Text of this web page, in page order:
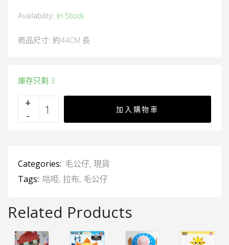
Availability: In Stock
商品尺寸: 約44CM 長
庫存只剩 3
加入購物車
Categories: 毛公仔, 現貨
Tags: 咕𠱸, 拉布, 毛公仔
Related Products